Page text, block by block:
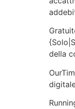
della